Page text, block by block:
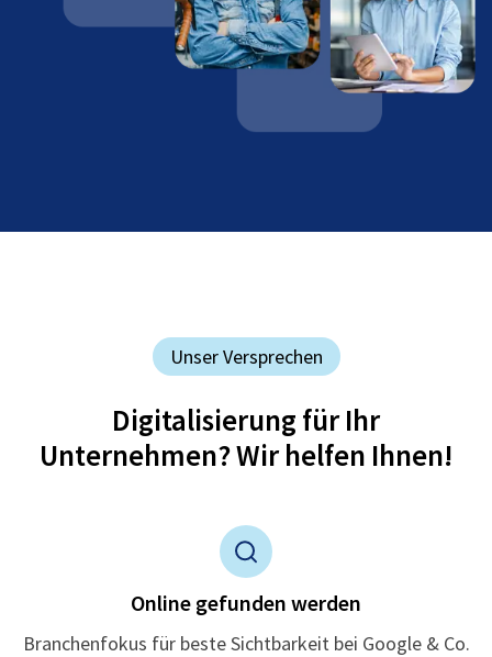
Unser Versprechen
Digitalisierung für Ihr
Unternehmen? Wir helfen Ihnen!
Online gefunden werden
Branchenfokus für beste Sichtbarkeit bei Google & Co.